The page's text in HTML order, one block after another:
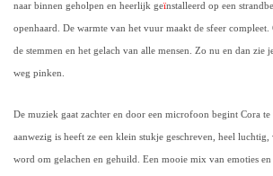
naar binnen geholpen en heerlijk geïnstalleerd op een
openhaard. De warmte van het vuur maakt de sfeer
de stemmen en het gelach van alle mensen. Zo nu en dan zie
weg pinken.
De muziek gaat zachter en door een microfoon begint Cora
aanwezig is heeft ze een klein stukje geschreven, heel
word om gelachen en gehuild. Een mooie mix van emoties en